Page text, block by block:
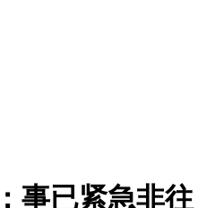
事已紧急非往